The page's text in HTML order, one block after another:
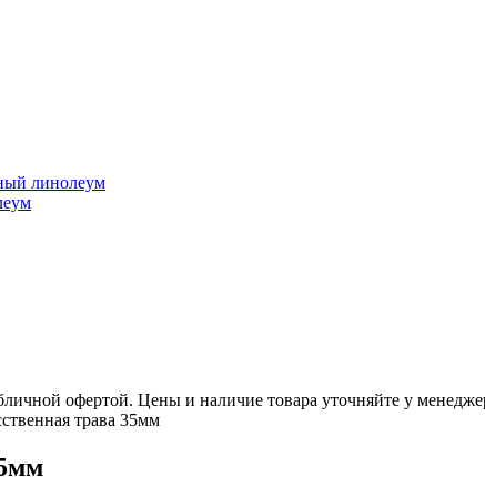
линолеум
офертой. Цены и наличие товара уточняйте у
трава 35мм